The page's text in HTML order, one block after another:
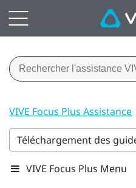
VIVE Focus Plus Assistance
Téléchargement des
VIVE Focus Plus Menu